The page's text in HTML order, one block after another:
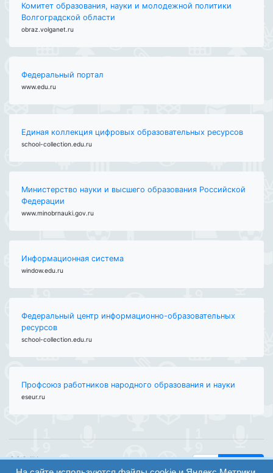
Комитет образования, науки и молодежной политики
Волгоградской области
obraz.volganet.ru
Федеральный портал
www.edu.ru
Единая коллекция цифровых образовательных ресурсов
school-collection.edu.ru
Министерство науки и высшего образования Российской
Федерации
www.minobrnauki.gov.ru
Информационная система
window.edu.ru
Федеральный центр информационно-образовательных
ресурсов
school-collection.edu.ru
Профсоюз работников народного образования и науки
eseur.ru
ООО "Центр